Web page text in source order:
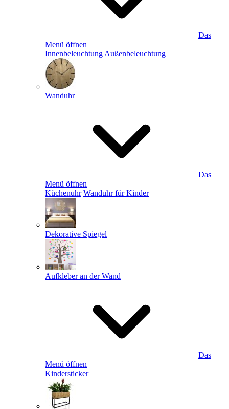
Das
Menü öffnen
Innenbeleuchtung Außenbeleuchtung
Wanduhr
Das
Menü öffnen
Küchenuhr Wanduhr für Kinder
Dekorative Spiegel
Aufkleber an der Wand
Das
Menü öffnen
Kindersticker